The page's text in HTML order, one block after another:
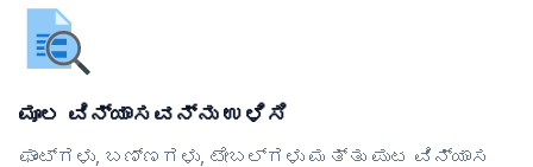
ಮೂಲ ವಿನ್ಯಾಸವನ್ನು ಉಳಿಸಿ
ಫಾಂಟ್‌ಗಳು, ಬಣ್ಣಗಳು, ಟೇಬಲ್‌ಗಳು ಮತ್ತು ಪುಟ ವಿನ್ಯಾಸ